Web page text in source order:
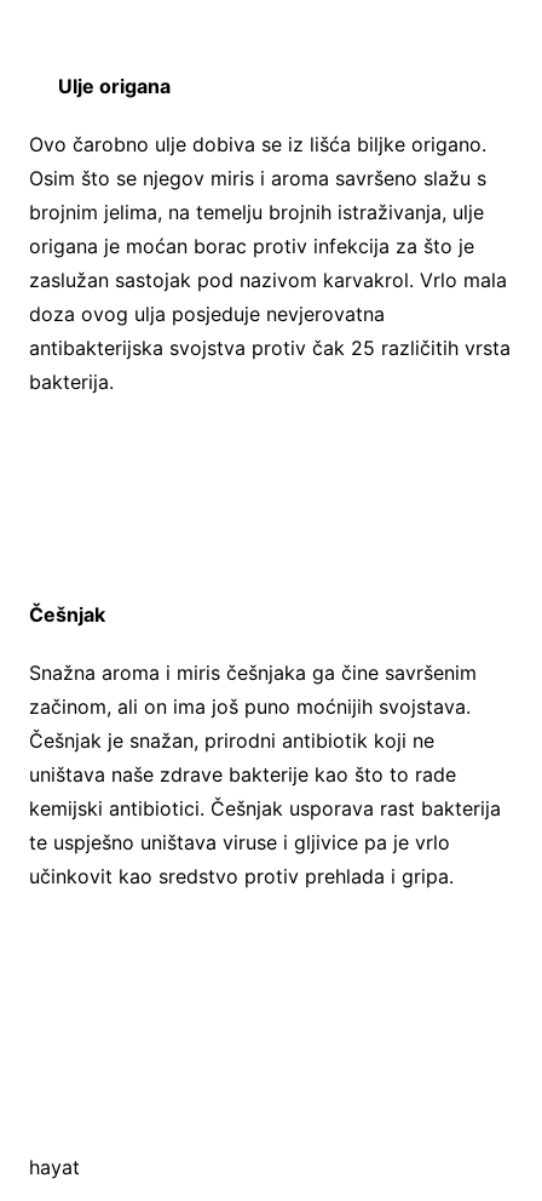
Ulje origana
Ovo čarobno ulje dobiva se iz lišća biljke origano.
Osim što se njegov miris i aroma savršeno slažu s
brojnim jelima, na temelju brojnih istraživanja, ulje
origana je moćan borac protiv infekcija za što je
zaslužan sastojak pod nazivom karvakrol. Vrlo mala
doza ovog ulja posjeduje nevjerovatna
antibakterijska svojstva protiv čak 25 različitih vrsta
bakterija.
Češnjak
Snažna aroma i miris češnjaka ga čine savršenim
začinom, ali on ima još puno moćnijih svojstava.
Češnjak je snažan, prirodni antibiotik koji ne
uništava naše zdrave bakterije kao što to rade
kemijski antibiotici. Češnjak usporava rast bakterija
te uspješno uništava viruse i gljivice pa je vrlo
učinkovit kao sredstvo protiv prehlada i gripa.
hayat